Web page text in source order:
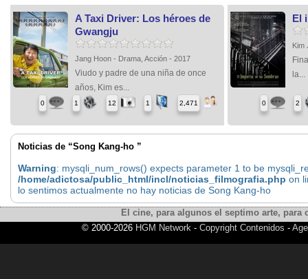
A Taxi Driver: Los héroes de
Gwangju
Jang Hoon - Drama, Acción - 2017
Viudo y padre de una niña de once
años, Kim es...
0 1 12 1 2,471
El
Kim
la...
0 2
Noticias de “Song Kang-ho ”
Warning: mysqli_num_rows() expects parameter 1 to be
/home/adictosa/public_html/incl/noticias_filmografia.php on
lo sentimos actualmente no hay noticias de Song Kang-ho
El cine, para algunos el septimo arte,
© 2000-2026 HGM Network- Copyright Contenidos -